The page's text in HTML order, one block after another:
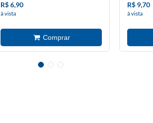
R$ 6,90
à vista
R$ 9,70
à vista